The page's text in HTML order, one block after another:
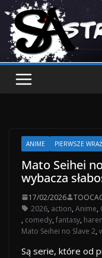
ANIME PIERWSZE
Mato Seihei
wybacza
17/02/2026
2026, action, Anime,
, comedy, fantasy,
Mato Seihei no Slave 2,
Są serie, które od